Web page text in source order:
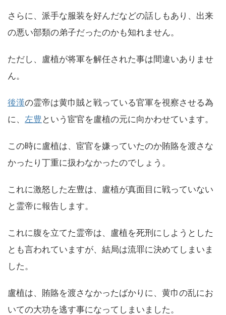
さらに、派手な服装を好んだなどの話しもあり、出来
の悪い部類の弟子だったのかも知れません。
ただし、盧植が将軍を解任された事は間違いありませ
ん。
後漢の霊帝は黄巾賊と戦っている官軍を視察させる為
に、 左豊 という宦官を盧植の元に向かわせています。
この時に盧植は、宦官を嫌っていたのか賄賂を渡さな
かったり丁重に扱わなかったのでしょう。
これに激怒した左豊は、盧植が真面目に戦っていない
と霊帝に報告します。
これに腹を立てた霊帝は、盧植を死刑にしようとした
とも言われていますが、結局は流罪に決めてしまいま
した。
盧植は、賄賂を渡さなかったばかりに、黄巾の乱にお
いての大功を逃す事になってしまいました。